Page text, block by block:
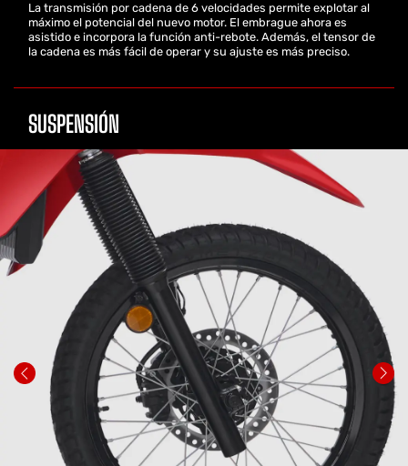
La transmisión por cadena de 6 velocidades permite explotar al
máximo el potencial del nuevo motor. El embrague ahora es
asistido e incorpora la función anti-rebote. Además, el tensor de
la cadena es más fácil de operar y su ajuste es más preciso.
SUSPENSIÓN